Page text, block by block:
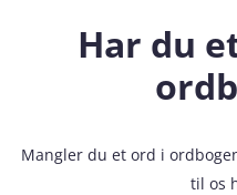
Har du
Mangler du et ord i
til os